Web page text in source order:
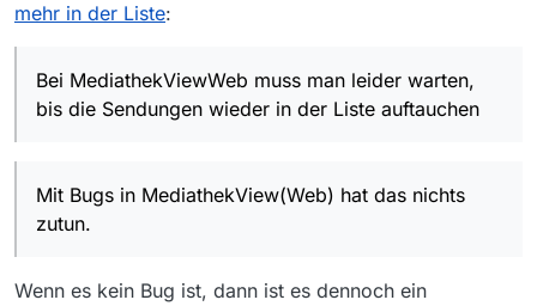
Mir scheinen MV/W eher buggy zu sein, weil
Mit Bugs in MediathekView(Web) hat das nichts
zutun.
mehr in der Liste:
Bei MediathekViewWeb muss man leider warten,
bis die Sendungen wieder in der Liste auftauchen
Mit Bugs in MediathekView(Web) hat das nichts
zutun.
Wenn es kein Bug ist, dann ist es dennoch ein